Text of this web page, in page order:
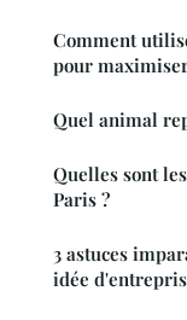
Comment
pour
Quel animal
Quelles sont
Paris ?
3 astuces
idée